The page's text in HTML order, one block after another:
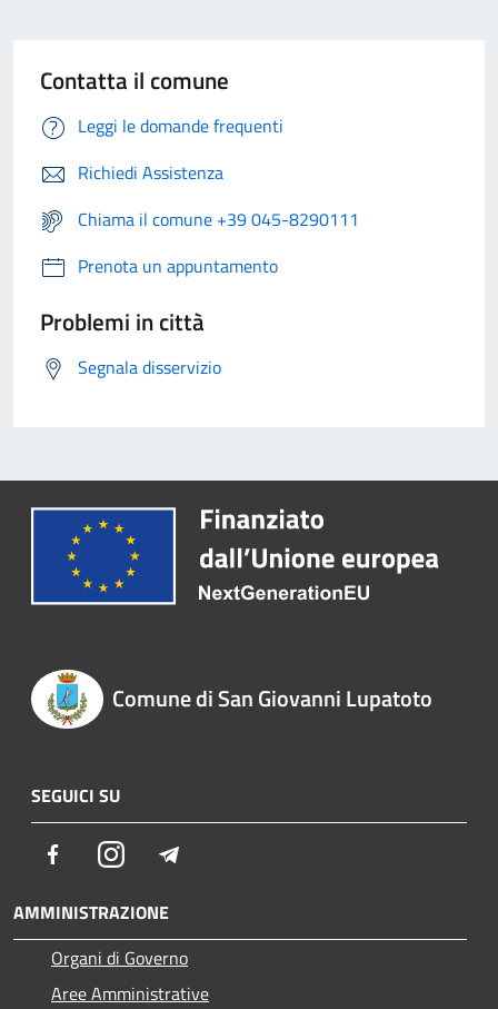
Contatta il comune
Leggi le domande frequenti
Richiedi Assistenza
Chiama il comune +39 045-8290111
Prenota un appuntamento
Problemi in città
Segnala disservizio
Comune di San Giovanni Lupatoto
SEGUICI SU
FacebookInstagram
AMMINISTRAZIONE
Organi di Governo
Aree Amministrative